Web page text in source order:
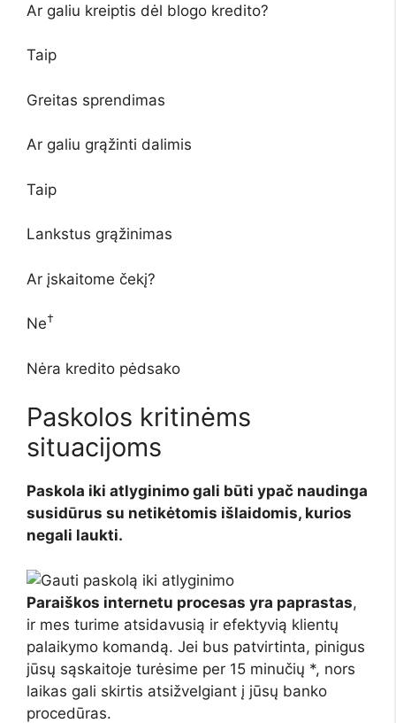
Ar galiu kreiptis dėl blogo kredito?
Taip
Greitas sprendimas
Ar galiu grąžinti dalimis
Taip
Lankstus grąžinimas
Ar įskaitome čekį?
Ne†
Nėra kredito pėdsako
Paskolos kritinėms
situacijoms
Paskola iki atlyginimo gali būti ypač naudinga
susidūrus su netikėtomis išlaidomis, kurios
negali laukti.
Paraiškos internetu procesas yra paprastas,
ir mes turime atsidavusią ir efektyvią klientų
palaikymo komandą. Jei bus patvirtinta, pinigus
jūsų sąskaitoje turėsime per 15 minučių *, nors
laikas gali skirtis atsižvelgiant į jūsų banko
procedūras.